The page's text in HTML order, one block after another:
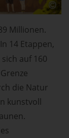
Millionen.
In 14 Etappen,
auf 160
die Natur
kunstvoll